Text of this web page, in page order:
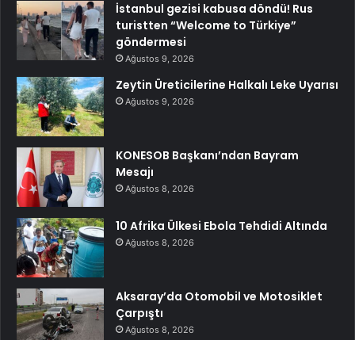
İstanbul gezisi kabusa döndü! Rus
turistten “Welcome to Türkiye”
göndermesi
Ağustos 9, 2026
Zeytin Üreticilerine Halkalı Leke Uyarısı
Ağustos 9, 2026
KONESOB Başkanı’ndan Bayram
Mesajı
Ağustos 8, 2026
10 Afrika Ülkesi Ebola Tehdidi Altında
Ağustos 8, 2026
Aksaray’da Otomobil ve Motosiklet
Çarpıştı
Ağustos 8, 2026